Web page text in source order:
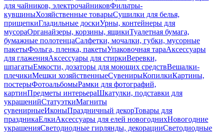
для чайников, электрочайниковФильтры-
кувшиныХозяйственные товарыСушилки для белья,
прищепкиГладильные доскиУрны, контейнеры для
мусораОрганайзеры, корзины, ящикиТуалетная бумага,
бумажные полотенцаСалфетки, мочалки, губки, мусорные
пакетыФольга, пленка, пакетыУпаковочная тараАксессуары
для глаженияАксессуары для стиркиВеревки,
шпагатыЕмкости, дозаторы для моющих средствВешалки-
плечикиМешки хозяйственныеСувенирыКопилкиКартины,
постерыФотоальбомыРамки для фотографий,
картинПредметы интерьераШкатулки, подставки для
украшенийСтатуэткиМагниты
сувенирныеИконыПраздничный декорТовары для
праздникаЕлкиАксессуары для елей новогоднихНовогодние
украшенияСветодиодные гирлянды, декорацииСветодиодные